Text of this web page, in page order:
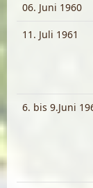
06. Juni 1960
11. Juli 1961
6. bis 9.Juni